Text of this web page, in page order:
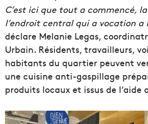
C’est ici que tout a commencé,
l’endroit central qui a vocation a
déclare Melanie Legas,
Urbain. Résidents, travailleurs,
habitants du quartier peuvent
une cuisine anti-gaspillage
produits locaux et issus de l’aide